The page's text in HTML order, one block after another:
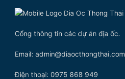
Cổng thông tin các dự án địa ốc.
Email: admin@diaocthongthai.com
Điện thoại: 0975 868 949